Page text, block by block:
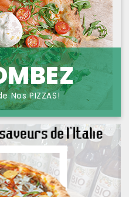
Nos PIZZAS!